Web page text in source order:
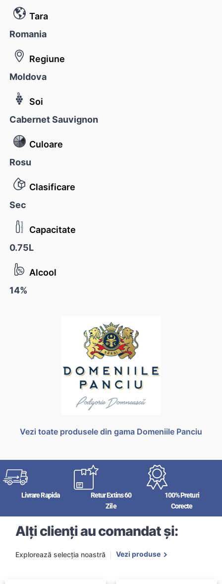
Tara
Romania
Regiune
Moldova
Soi
Cabernet Sauvignon
Culoare
Rosu
Clasificare
Sec
Capacitate
0.75L
Alcool
14%
Vezi toate produsele din gama Domeniile Panciu
Livrare Rapida
Retur Extins 60
Zile
100% Preturi
Corecte
Alți clienți au comandat și:
Explorează selecția noastră Vezi produse